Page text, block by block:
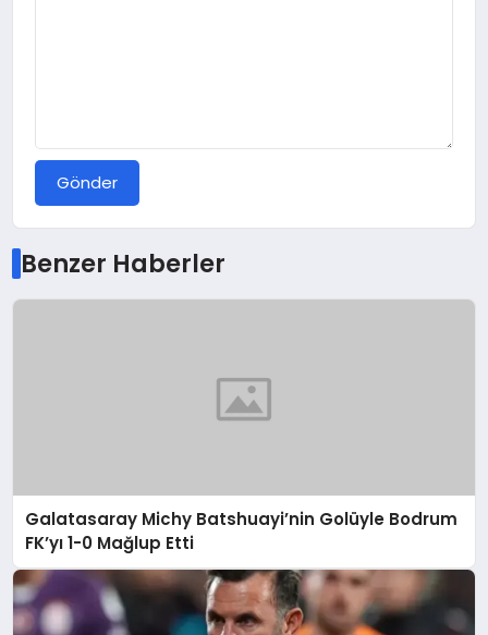
Gönder
Benzer Haberler
Galatasaray Michy Batshuayi’nin Golüyle Bodrum
FK’yı 1-0 Mağlup Etti